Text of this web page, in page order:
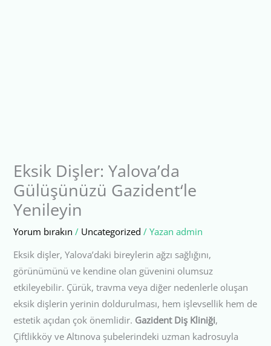
Eksik Dişler: Yalova’da
Gülüşünüzü Gazident‘le
Yenileyin
Yorum bırakın / Uncategorized / Yazan admin
Eksik dişler, Yalova’daki bireylerin ağzı sağlığını,
görünümünü ve kendine olan güvenini olumsuz
etkileyebilir. Çürük, travma veya diğer nedenlerle oluşan
eksik dişlerin yerinin doldurulması, hem işlevsellik hem de
estetik açıdan çok önemlidir. Gazident Diş Kliniği,
Çiftlikköy ve Altınova şubelerindeki uzman kadrosuyla